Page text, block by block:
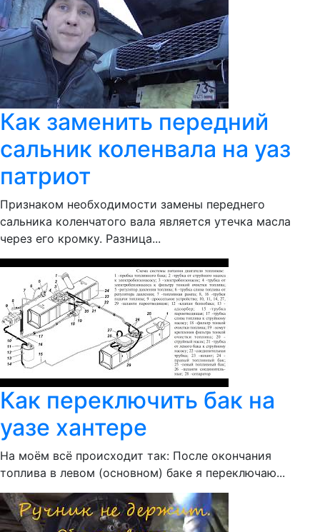
Как заменить передний
сальник коленвала на уаз
патриот
Признаком необходимости замены переднего
сальника коленчатого вала является утечка масла
через его кромку. Разница...
Как переключить бак на
уазе хантере
На моём всё происходит так: После окончания
топлива в левом (основном) баке я переключаю...